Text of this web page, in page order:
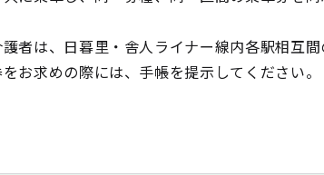
者は、日暮里・舎人ライナー線内各駅相互間
お求めの際には、手帳を提示してください。